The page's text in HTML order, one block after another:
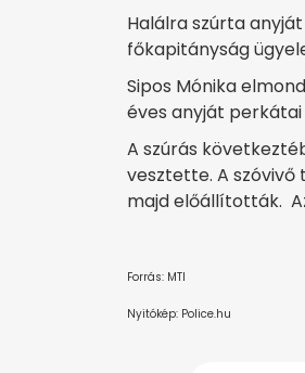
Halálra szúrta
főkapitányság
Sipos Mónika
éves anyját
A szúrás
vesztette. A
majd előállították.
Forrás: MTI
Nyitókép: Police.hu